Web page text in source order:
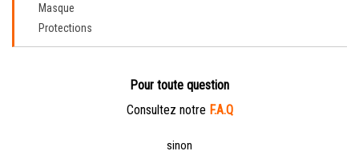
Masque
Protections
Pour toute question
Consultez notre F.A.Q
sinon